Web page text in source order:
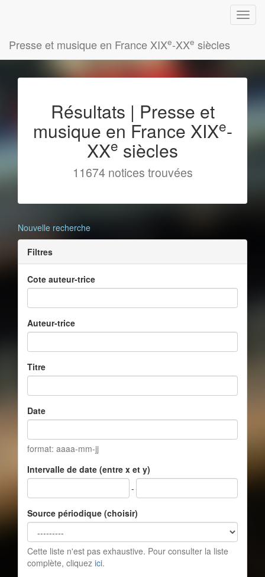
Presse et musique en France XIXe-XXe siècles
Résultats | Presse et
musique en France XIXe-
XXe siècles
11674 notices trouvées
Nouvelle recherche
Filtres
Cote auteur-trice
Auteur-trice
Titre
Date
format: aaaa-mm-jj
Intervalle de date (entre x et y)
-
Source périodique (choisir)
Cette liste n'est pas exhaustive. Pour consulter la liste
complète, cliquez ici.